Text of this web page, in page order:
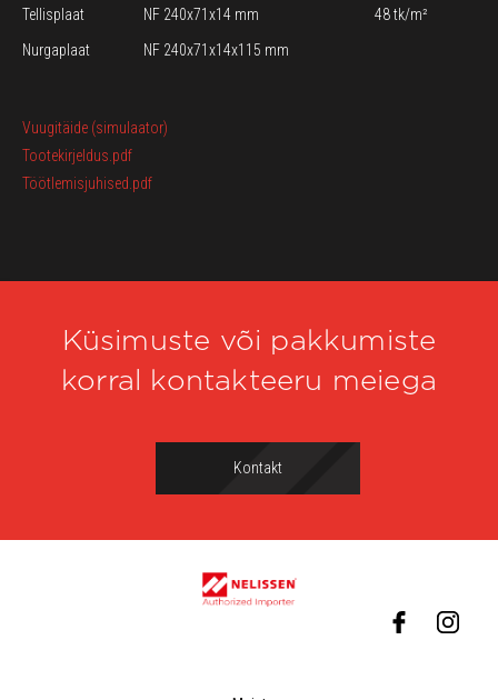
Tellisplaat
NF 240x71x14 mm
48 tk/m²
Nurgaplaat
NF 240x71x14x115 mm
Vuugitäide (simulaator)
Tootekirjeldus.pdf
Töötlemisjuhised.pdf
Küsimuste või pakkumiste
korral kontakteeru meiega
Kontakt